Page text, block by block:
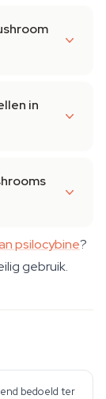
in
psilocybine?
gebruik.
bedoeld ter